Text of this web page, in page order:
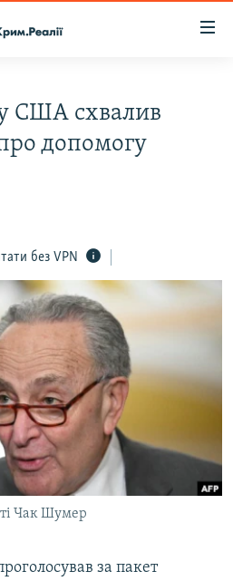
США схвалив
допомогу
без VPN
Чак Шумер
за пакет